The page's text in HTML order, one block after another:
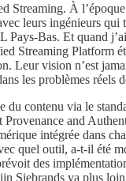
Streaming. À
leurs ingénieurs qui
Pays-Bas. Et quand
Streaming Platform
Leur vision n’est
les problèmes réels
du contenu via le
and
intégrée dans
quel outil, a-t-il été
des
Siebrands va plus